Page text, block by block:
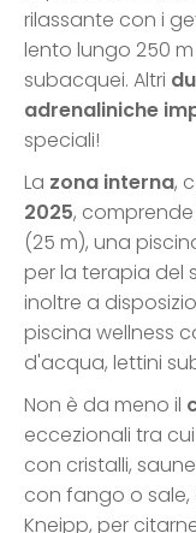
rilassante con i
lento lungo 250
subacquei. Altri
adrenaliniche
speciali!
La zona interna,
2025,
(25 m), una
per la terapia del
inoltre a
piscina wellness
d'acqua, lettini
Non è da meno il
eccezionali tra
con cristalli,
con fango o
Kneipp, per